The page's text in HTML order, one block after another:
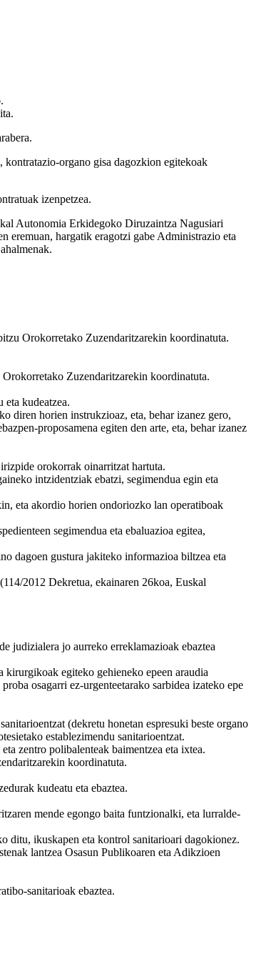
organo gisa dagozkion egitekoak
izenpetzea.
Autonomia Erkidegoko Diruzaintza Nagusiari
eremuan, hargatik eragotzi gabe Administrazio eta
Orokorretako Zuzendaritzarekin koordinatuta.
Zuzendaritzarekin koordinatuta.
kudeatzea.
diren horien instrukzioaz, eta, behar izanez gero,
proposamena egiten den arte, eta, behar izanez
orokorrak oinarritzat hartuta.
intzidentziak ebatzi, segimendua egin eta
eta akordio horien ondoriozko lan operatiboak
segimendua eta ebaluazioa egitea,
dagoen gustura jakiteko informazioa biltzea eta
2012 Dekretua, ekainaren 26koa, Euskal
judizialera jo aurreko erreklamazioak ebaztea
kirurgikoak egiteko gehieneko epeen araudia
osagarri ez-urgenteetarako sarbidea izateko epe
(dekretu honetan espresuki beste organo
establezimendu sanitarioentzat.
zentro polibalenteak baimentzea eta ixtea.
koordinatuta.
kudeatu eta ebaztea.
mende egongo baita funtzionalki, eta lurralde-
ditu, ikuskapen eta kontrol sanitarioari dagokionez.
lantzea Osasun Publikoaren eta Adikzioen
sanitarioak ebaztea.